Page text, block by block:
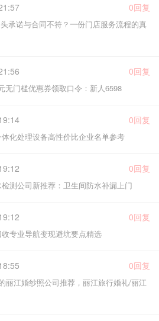
0回复
承诺与合同不符？一份门店服务流程的真
0回复
无门槛优惠券领取口令：新人6598
0回复
化处理设备高性价比企业名单参考
0回复
测公司新推荐：卫生间防水补漏上门
0回复
专业导航变现避坑要点精选
0回复
丽江婚纱照公司推荐，丽江旅行婚礼/丽江